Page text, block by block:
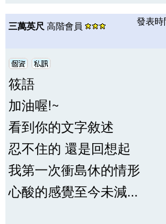
三萬英尺高階會員 發表時
筱語
加油喔!~
看到你的文字敘述
忍不住的 還是回想起
我第一次衝島休的情形
心酸的感覺至今未減...